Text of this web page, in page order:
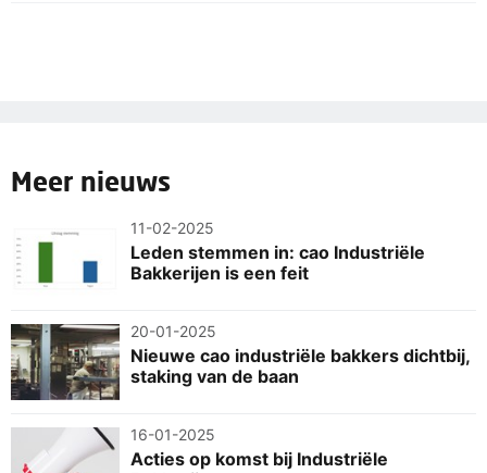
jij belangrijk vindt. Dit is de eerste stap die jij en je
collega’s kunnen zetten voor een goede cao.
Meer nieuws
11-02-2025
Leden stemmen in: cao Industriële
Bakkerijen is een feit
20-01-2025
Nieuwe cao industriële bakkers dichtbij,
staking van de baan
16-01-2025
Acties op komst bij Industriële